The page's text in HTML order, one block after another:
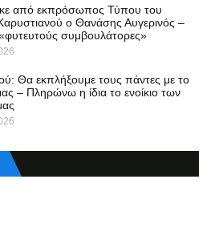
από εκπρόσωπος Τύπου του
ο Θανάσης Αυγερινός –
«φυτευτούς συμβουλάτορες»
Θα εκπλήξουμε τους πάντες με το
– Πληρώνω η ίδια το ενοίκιο των